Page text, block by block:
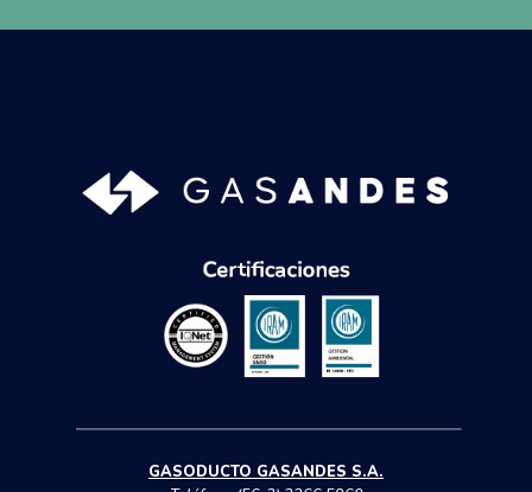
GASODUCTO GASANDES S.A.